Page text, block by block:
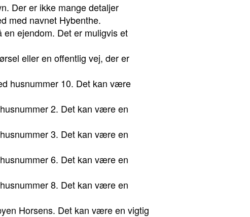
Der er ikke mange detaljer
med navnet Hybenthe.
ejendom. Det er muligvis et
eller en offentlig vej, der er
husnummer 10. Det kan være
2. Det kan være en
3. Det kan være en
6. Det kan være en
8. Det kan være en
Horsens. Det kan være en vigtig